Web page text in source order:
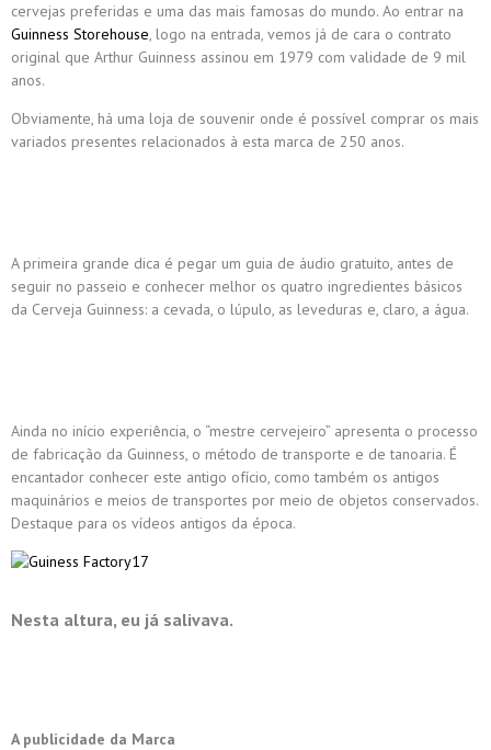
cervejas preferidas e uma das mais famosas do mundo. Ao entrar na
Guinness Storehouse, logo na entrada, vemos já de cara o contrato
original que Arthur Guinness assinou em 1979 com validade de 9 mil
anos.
Obviamente, há uma loja de souvenir onde é possível comprar os mais
variados presentes relacionados à esta marca de 250 anos.
A primeira grande dica é pegar um guia de áudio gratuito, antes de
seguir no passeio e conhecer melhor os quatro ingredientes básicos
da Cerveja Guinness: a cevada, o lúpulo, as leveduras e, claro, a água.
Ainda no início experiência, o “mestre cervejeiro” apresenta o processo
de fabricação da Guinness, o método de transporte e de tanoaria. É
encantador conhecer este antigo ofício, como também os antigos
maquinários e meios de transportes por meio de objetos conservados.
Destaque para os vídeos antigos da época.
Nesta altura, eu já salivava.
A publicidade da Marca